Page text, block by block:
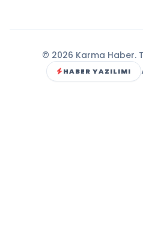
© 2026 Karma Haber.
HABER YAZILIMI